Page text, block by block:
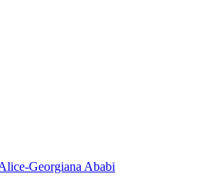
Georgiana Ababi